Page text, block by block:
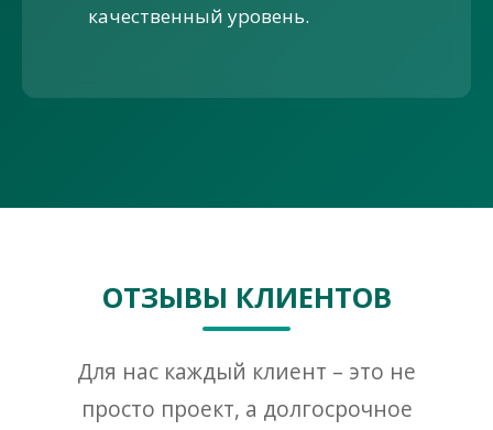
качественный уровень.
ОТЗЫВЫ КЛИЕНТОВ
Для нас каждый клиент – это не
просто проект, а долгосрочное